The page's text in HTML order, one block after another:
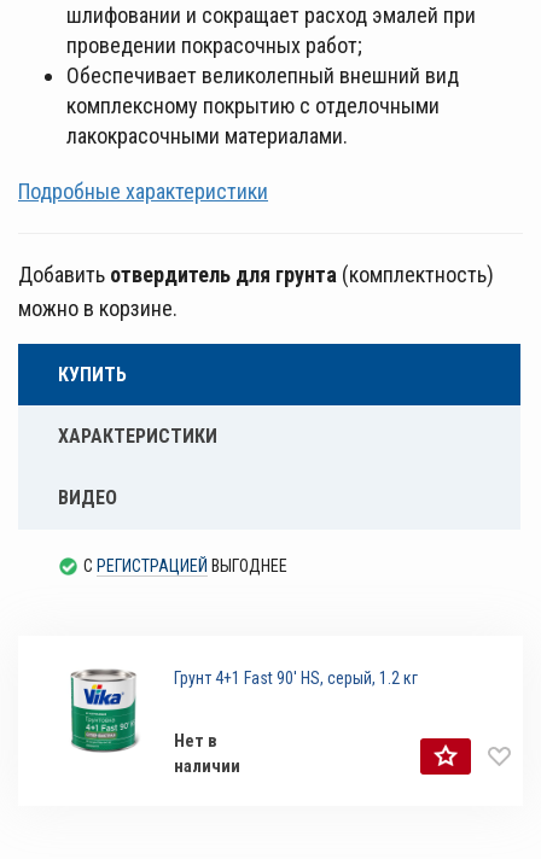
шлифовании и сокращает расход эмалей при
проведении покрасочных работ;
Обеспечивает великолепный внешний вид
комплексному покрытию с отделочными
лакокрасочными материалами.
Подробные характеристики
Добавить отвердитель для грунта (комплектность)
можно в корзине.
КУПИТЬ
ХАРАКТЕРИСТИКИ
ВИДЕО
С РЕГИСТРАЦИЕЙ ВЫГОДНЕЕ
Грунт 4+1 Fast 90' HS, серый, 1.2 кг
Нет в
наличии